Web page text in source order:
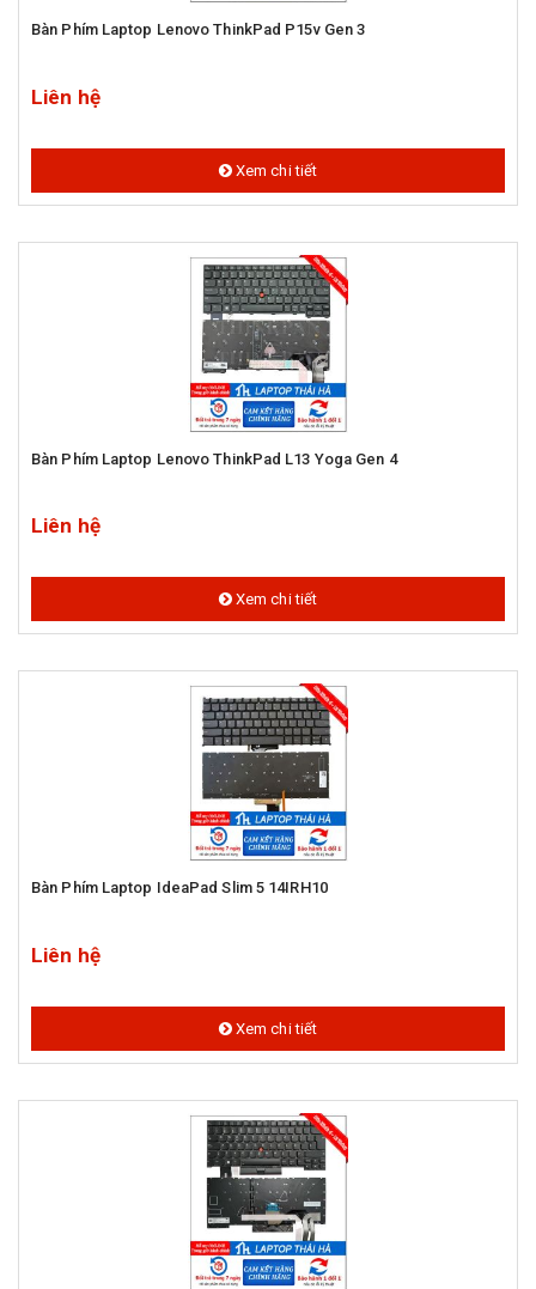
Bàn Phím Laptop Lenovo ThinkPad P15v Gen 3
Liên hệ
Xem chi tiết
Bàn Phím Laptop Lenovo ThinkPad L13 Yoga Gen 4
Liên hệ
Xem chi tiết
Bàn Phím Laptop IdeaPad Slim 5 14IRH10
Liên hệ
Xem chi tiết